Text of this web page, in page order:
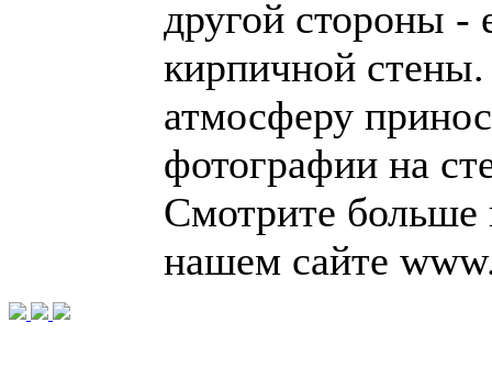
другой стороны -
кирпичной
атмосферу
фотографии на
Смотрите больше
нашем сайте